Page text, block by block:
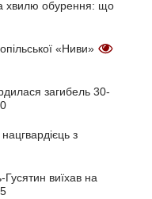
хвилю обурення: що
«Ниви»
загибель 30-
з
виїхав на